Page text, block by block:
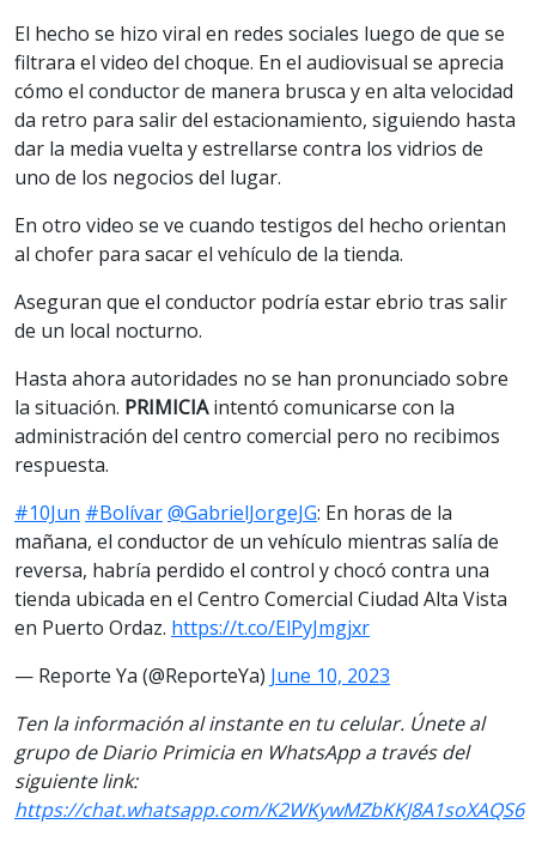
El hecho se hizo viral en redes sociales luego de que se
filtrara el video del choque. En el audiovisual se aprecia
cómo el conductor de manera brusca y en alta velocidad
da retro para salir del estacionamiento, siguiendo hasta
dar la media vuelta y estrellarse contra los vidrios de
uno de los negocios del lugar.
En otro video se ve cuando testigos del hecho orientan
al chofer para sacar el vehículo de la tienda.
Aseguran que el conductor podría estar ebrio tras salir
de un local nocturno.
Hasta ahora autoridades no se han pronunciado sobre
la situación. PRIMICIAintentó comunicarse con la
administración del centro comercial pero no recibimos
respuesta.
#10Jun #Bolívar@GabrielJorgeJG: En horas de la
mañana, el conductor de un vehículo mientras salía de
reversa, habría perdido el control y chocó contra una
tienda ubicada en el Centro Comercial Ciudad Alta Vista
en Puerto Ordaz. https://t.co/ElPyJmgjxr
— Reporte Ya (@ReporteYa) June 10, 2023
Ten la información al instante en tu celular. Únete al
grupo de Diario Primicia en WhatsApp a través del
siguiente link:
https://chat.whatsapp.com/K2WKywMZbKKJ8A1soXAQS6